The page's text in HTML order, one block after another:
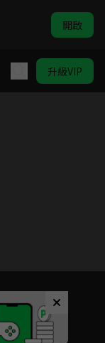
開啟
升級VIP